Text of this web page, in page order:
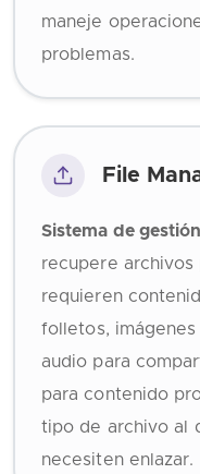
maneje
problemas.
File
Sistema de
recupere archivos
requieren
folletos,
audio para
para contenido
tipo de archivo al
necesiten enlazar.